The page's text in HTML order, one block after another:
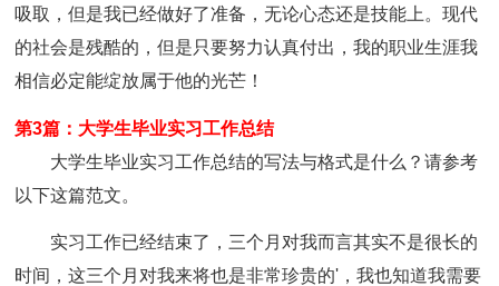
吸取，但是我已经做好了准备，无论心态还是技能上。现代
的社会是残酷的，但是只要努力认真付出，我的职业生涯我
相信必定能绽放属于他的光芒！
第3篇：大学生毕业实习工作总结
大学生毕业实习工作总结的写法与格式是什么？请参考
以下这篇范文。
实习工作已经结束了，三个月对我而言其实不是很长的
时间，这三个月对我来将也是非常珍贵的'，我也知道我需要